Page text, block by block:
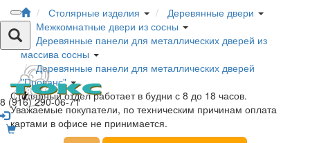
8 (916) 290-06-71
Столярные изделия
Деревянные двери
Межкомнатные двери из сосны
Деревянные панели для металлических дверей из
массива сосны
Деревянные панели для металлических дверей
"Прованс"
Столярный отдел работает в будни с 8 до 18 часов.
Уважаемые покупатели, по техническим причинам оплата
картами в офисе не принимается.